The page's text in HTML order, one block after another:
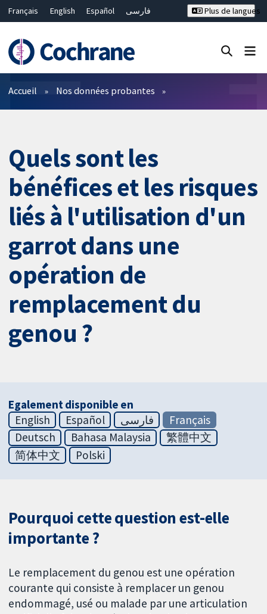
Français English Español
فارسی
Bahasa Malaysia
ไทย
繁體中文
简体中文
Plus de langues
Filtres
Accueil Nos données probantes
Quels sont les
bénéfices et les risques
liés à l'utilisation d'un
garrot dans une
opération de
remplacement du
genou ?
Egalement disponible en
English
Español فارسی
Français
Deutsch
Bahasa Malaysia
繁體中文
简体中文
Polski
Pourquoi cette question est-elle
importante ?
Le remplacement du genou est une opération
courante qui consiste à remplacer un genou
endommagé, usé ou malade par une articulation